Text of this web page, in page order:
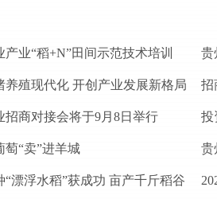
业“稻+N”田间示范技术培训 贵
养殖现代化 开创产业发展新格局 招
招商对接会将于9月8日举行 投
“卖”进羊城 贵
漂浮水稻”获成功 亩产千斤稻谷